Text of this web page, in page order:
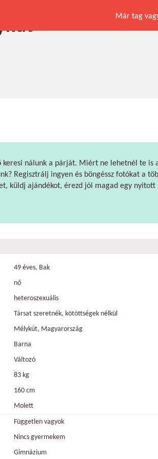
Már tag
keresi nálunk a párját. Miért ne lehetnél te is
Regisztrálj ingyen és böngéssz fotókat a
küldj ajándékot, érezd jól magad egy nyitott
49 éves, Bak
nő
heteroszexuális
Társat szeretnék, kötöttségek nélkül
Mélykút, Magyarország
Barna
Változó
83 kg
160 cm
Molett
Független vagyok
Nincs gyermekem
Gimnázium